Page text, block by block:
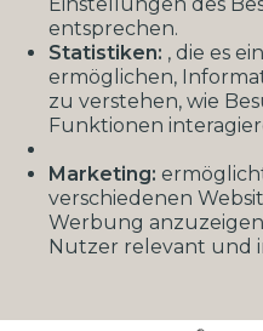
entsprechen.
Statistiken: , die es
ermöglichen,
zu verstehen, wie
Funktionen
Marketing:
verschiedenen
Werbung
Nutzer relevant und